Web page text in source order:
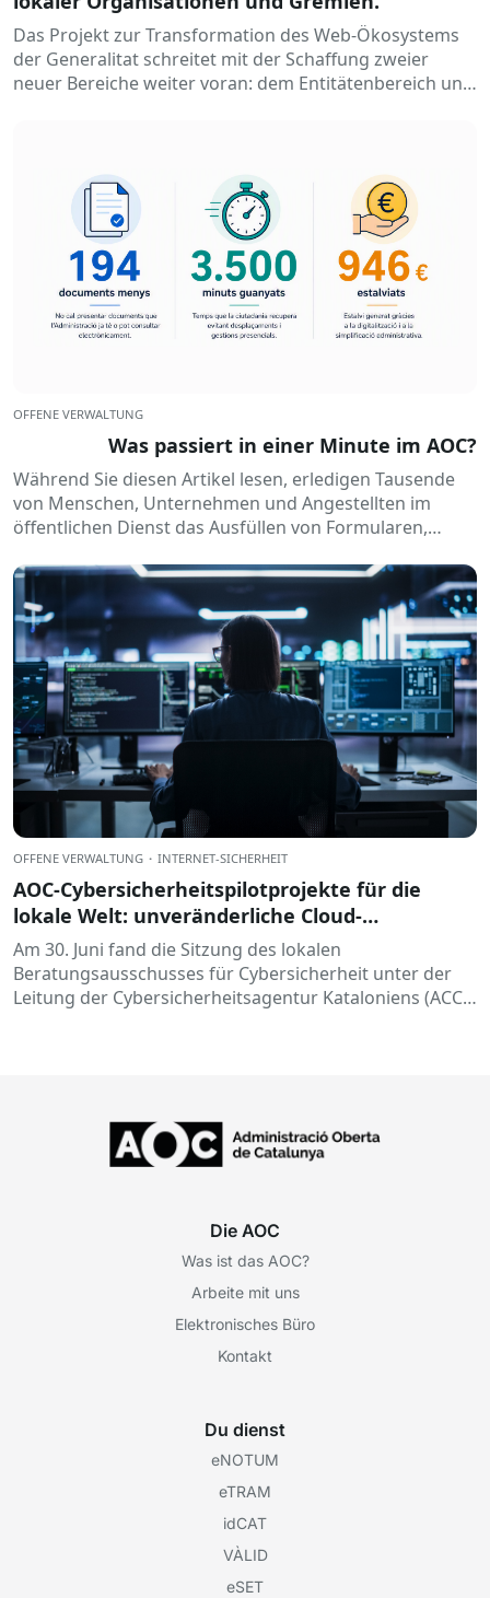
Das Projekt zur Transformation des Web-Ökosystems
der Generalitat schreitet mit der Schaffung zweier
neuer Bereiche weiter voran: dem Entitätenbereich und
OFFENE VERWALTUNG
Was passiert in einer Minute im AOC?
Während Sie diesen Artikel lesen, erledigen Tausende
von Menschen, Unternehmen und Angestellten im
öffentlichen Dienst das Ausfüllen von Formularen,
elektronische Benachrichtigungen. All dies geschieht
routinemäßig.
OFFENE VERWALTUNG · INTERNET-SICHERHEIT
AOC-Cybersicherheitspilotprojekte für die
lokale Welt: unveränderliche Cloud-
Datensicherung und mehr
Am 30. Juni fand die Sitzung des lokalen
Beratungsausschusses für Cybersicherheit unter der
Leitung der Cybersicherheitsagentur Kataloniens (ACC)
Die AOC
Was ist das AOC?
Arbeite mit uns
Elektronisches Büro
Kontakt
Du dienst
eNOTUM
eTRAM
idCAT
VÀLID
eSET